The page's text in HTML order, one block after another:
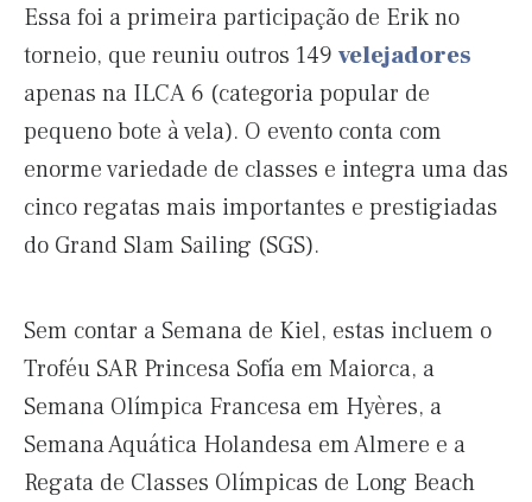
Essa foi a primeira participação de Erik no
torneio, que reuniu outros 149 velejadores
apenas na ILCA 6 (categoria popular de
pequeno bote à vela). O evento conta com
enorme variedade de classes e integra uma das
cinco regatas mais importantes e prestigiadas
do Grand Slam Sailing (SGS).
Sem contar a Semana de Kiel, estas incluem o
Troféu SAR Princesa Sofía em Maiorca, a
Semana Olímpica Francesa em Hyères, a
Semana Aquática Holandesa em Almere e a
Regata de Classes Olímpicas de Long Beach